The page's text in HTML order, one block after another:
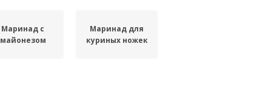
Маринад с
майонезом
Маринад для
куриных ножек